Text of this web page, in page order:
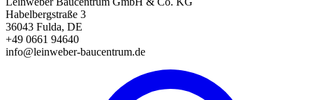
Habelbergstraße 3
36043 Fulda, DE
+49 0661 94640
info@leinweber-baucentrum.de